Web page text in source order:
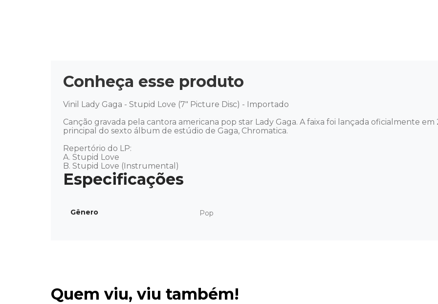
Conheça esse produto
Vinil Lady Gaga - Stupid Love (7" Picture Disc) - Importado
Canção gravada pela cantora americana pop star Lady Gaga. A faixa foi lançada oficialmente
principal do sexto álbum de estúdio de Gaga, Chromatica.
Repertório do LP:
A. Stupid Love
B. Stupid Love (Instrumental)
Gênero Pop
Quem viu, viu também!